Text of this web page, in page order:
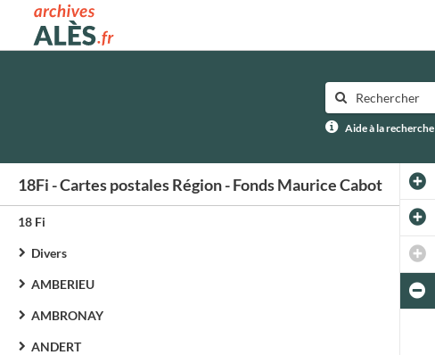
Archives municipales d'Alès
Aide à la recherche
18Fi - Cartes postales Région - Fonds Maurice Cabot
18 Fi
Divers
AMBERIEU
AMBRONAY
ANDERT